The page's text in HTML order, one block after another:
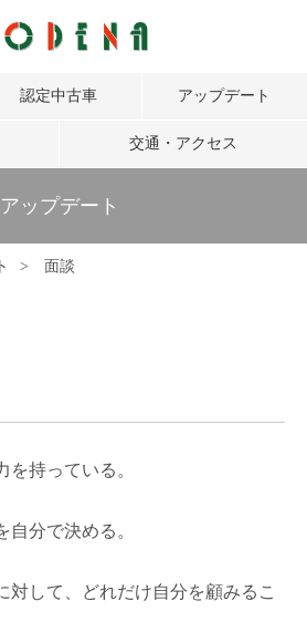
認定中古車 アップデート
交通・アクセス
アップデート
面談
を持っている。
自分で決める。
対して、どれだけ自分を顧みるこ